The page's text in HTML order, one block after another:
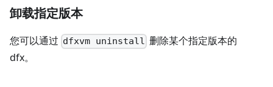
卸载指定版本
您可以通过 dfxvm uninstall 删除某个指定版本的
dfx。